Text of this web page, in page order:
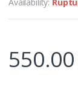
Availability:
550.00